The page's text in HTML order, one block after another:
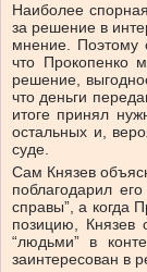
Наиболее
за решение в
мнение. Поэтому
что Прокопенко
решение,
что деньги
итоге принял
остальных и,
суде.
Сам Князев
поблагодарил
справы”, а когда
позицию, Князев
“людьми” в
заинтересован в